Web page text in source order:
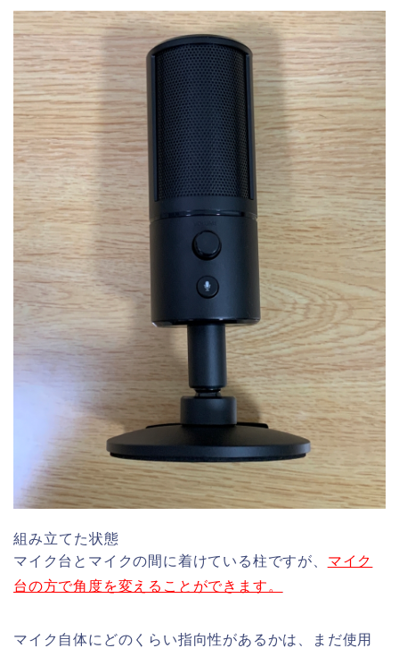
組み立てた状態
マイク台とマイクの間に着けている柱ですが、 マイク
台の方で角度を変えることができます。
マイク自体にどのくらい指向性があるかは、まだ使用